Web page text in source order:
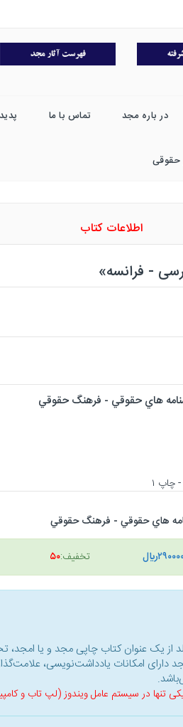
در باره مجد تماس با ما
حقوقی
اطلاعات کتاب
- فرانسه»
هاي حقوقي - فرهنگ حقوقي
هاي حقوقي - فرهنگ حقوقي
تخفیف:۵۰
از یک عنوان کتاب‌ چاپی مجد و یا
دارای امکانات یادداشت‌نویسی،
تنها در سیستم عامل ویندوز (لپ تاب و